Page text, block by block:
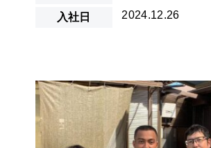
ビルクリーニ
入社日 2024.12.26